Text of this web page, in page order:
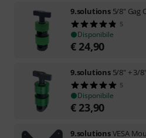
9.solutions 5/8" Gag
5
Disponibile
€ 24,90
9.solutions 5/8" + 3/
5
Disponibile
€ 23,90
9.solutionsVESA